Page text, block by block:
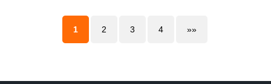
1 2 3 4 »»